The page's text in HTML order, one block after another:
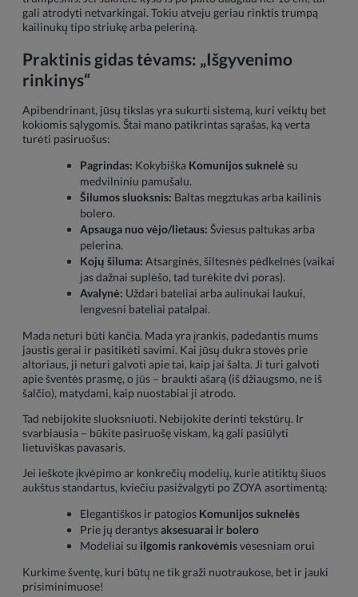
gali atrodyti netvarkingai. Tokiu atveju geriau rinktis trumpą
kailinukų tipo striukę arba peleriną.
Praktinis gidas tėvams: „Išgyvenimo
rinkinys“
Apibendrinant, jūsų tikslas yra sukurti sistemą, kuri veiktų bet
kokiomis sąlygomis. Štai mano patikrintas sąrašas, ką verta
turėti pasiruošus:
Pagrindas: Kokybiška Komunijos suknelėsu
medvilniniu pamušalu.
Šilumos sluoksnis: Baltas megztukas arba kailinis
bolero.
Apsauga nuo vėjo/lietaus: Šviesus paltukas arba
pelerina.
Kojų šiluma: Atsarginės, šiltesnės pėdkelnės (vaikai
jas dažnai suplėšo, tad turėkite dvi poras).
Avalynė: Uždari bateliai arba aulinukai laukui,
lengvesni bateliai patalpai.
Mada neturi būti kančia. Mada yra įrankis, padedantis mums
jaustis gerai ir pasitikėti savimi. Kai jūsų dukra stovės prie
altoriaus, ji neturi galvoti apie tai, kaip jai šalta. Ji turi galvoti
apie šventės prasmę, o jūs – braukti ašarą (iš džiaugsmo, ne iš
šalčio), matydami, kaip nuostabiai ji atrodo.
Tad nebijokite sluoksniuoti. Nebijokite derinti tekstūrų. Ir
svarbiausia – būkite pasiruošę viskam, ką gali pasiūlyti
lietuviškas pavasaris.
Jei ieškote įkvėpimo ar konkrečių modelių, kurie atitiktų šiuos
aukštus standartus, kviečiu pasižvalgyti po ZOYA asortimentą:
Elegantiškos ir patogios Komunijos suknelės
Prie jų derantysaksesuarai ir bolero
Modeliai su ilgomis rankovėmisvėsesniam orui
Kurkime šventę, kuri būtų ne tik graži nuotraukose, bet ir jauki
prisiminimuose!